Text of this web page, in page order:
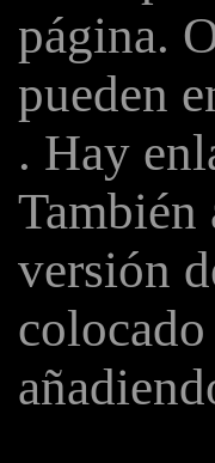
página.
pueden
. Hay
También
versión
colocado